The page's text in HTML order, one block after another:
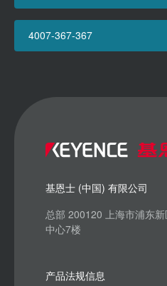
4007-367-367
基恩士 (中国) 有限公司
总部 200120 上海市浦东
中心7楼
产品法规信息